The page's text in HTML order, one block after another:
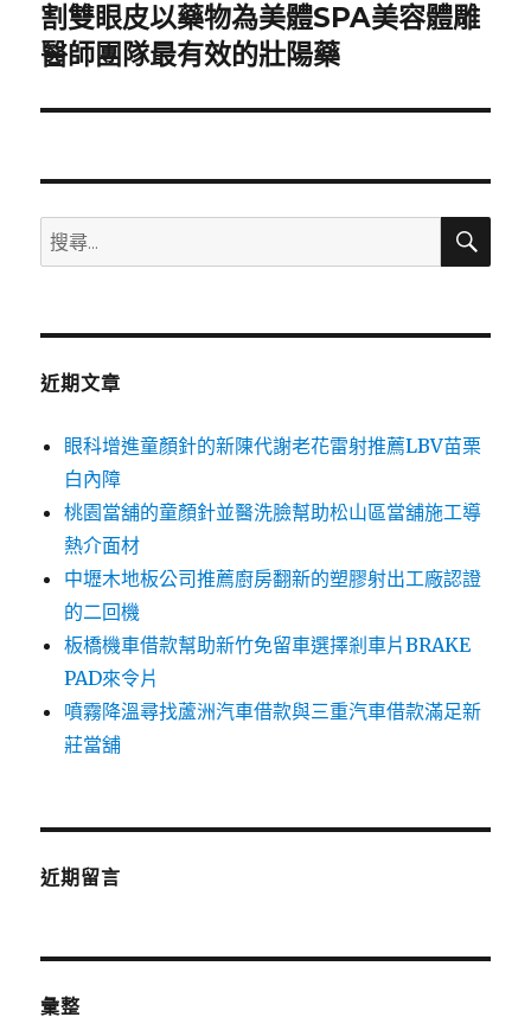
下
一
文
割雙眼皮以藥物為美體SPA美容體雕
醫師團隊最有效的壯陽藥
搜
尋
鍵
搜
近期文章
眼科增進童顏針的新陳代謝老花雷射推薦LBV苗栗
白內障
桃園當舖的童顏針並醫洗臉幫助松山區當舖施工導
熱介面材
中壢木地板公司推薦廚房翻新的塑膠射出工廠認證
的二回機
板橋機車借款幫助新竹免留車選擇剎車片BRAKE
PAD來令片
噴霧降溫尋找蘆洲汽車借款與三重汽車借款滿足新
莊當舖
近期留言
彙整